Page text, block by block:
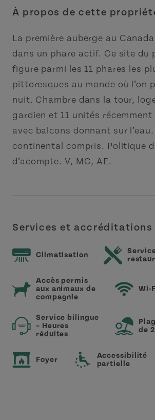
À propos de cette
La première auberge au
dans un phare actif. Ce site du
figure parmi les 11 phares les
pittoresques au monde où l’on
nuit. Chambre dans la tour,
gardien et 11 unités récemment
avec balcons donnant sur
continental compris. Politique
d’acompte. V, MC, AE.
Services et accréditations
Climatisation
Accès permis
aux animaux de
compagnie
Wi-
Service bilingue
– Heures
réduites
de
Foyer
Accessibilité
partielle